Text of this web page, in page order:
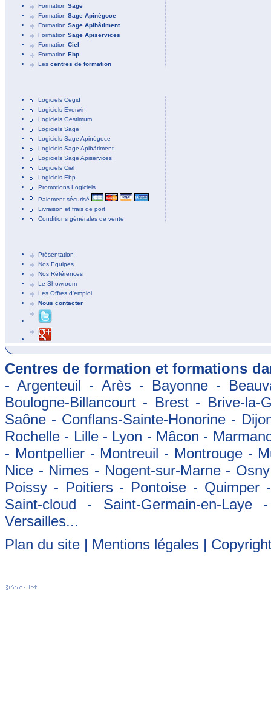
Formation Sage
Formation Sage Apinégoce
Formation Sage Apibâtiment
Formation Sage Apiservices
Formation Ciel
Formation Ebp
Les centres de formation
Logiciels Cegid
Logiciels Everwin
Logiciels Gestimum
Logiciels Sage
Logiciels Sage Apinégoce
Logiciels Sage Apibâtiment
Logiciels Sage Apiservices
Logiciels Ciel
Logiciels Ebp
Promotions Logiciels
Paiement sécurisé
Livraison et frais de port
Conditions générales de vente
Présentation
Nos Equipes
Nos Références
Le Showroom
Les Offres d'emploi
Nous contacter
Centres de formation et formations
- Argenteuil - Arès - Bayonne -
Boulogne-Billancourt - Brest - Brive-
Saône - Conflans-Sainte-Honorine -
Rochelle - Lille - Lyon - Mâcon -
- Montpellier - Montreuil - Montrouge -
Nice - Nimes - Nogent-sur-Marne -
Poissy - Poitiers - Pontoise -
Saint-cloud - Saint-Germain-en-
Versailles...
Plan du site | Mentions légales |